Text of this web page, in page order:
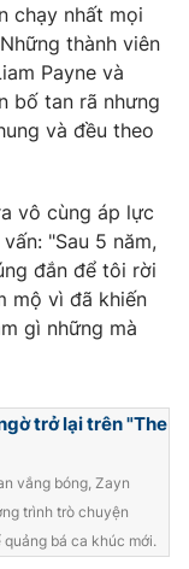
Quốc Thắng,
932
chạy nhất mọi
thành viên
Payne và
bố tan rã nhưng
và đều theo
vô cùng áp lực
"Sau 5 năm,
đắn để tôi rời
mộ vì đã khiến
gì những mà
trở lại trên "The
vắng bóng, Zayn
trình trò chuyện
bá ca khúc mới.